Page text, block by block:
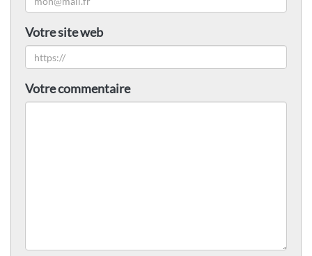
Votre site web
Votre commentaire